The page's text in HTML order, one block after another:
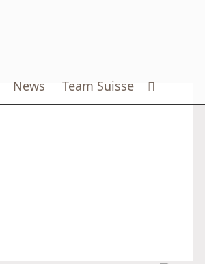
News Team Suisse